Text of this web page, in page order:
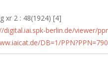
xr 2 : 48(1924) [4]
digital.iai.spk-berlin.de/viewer/
DB=1/